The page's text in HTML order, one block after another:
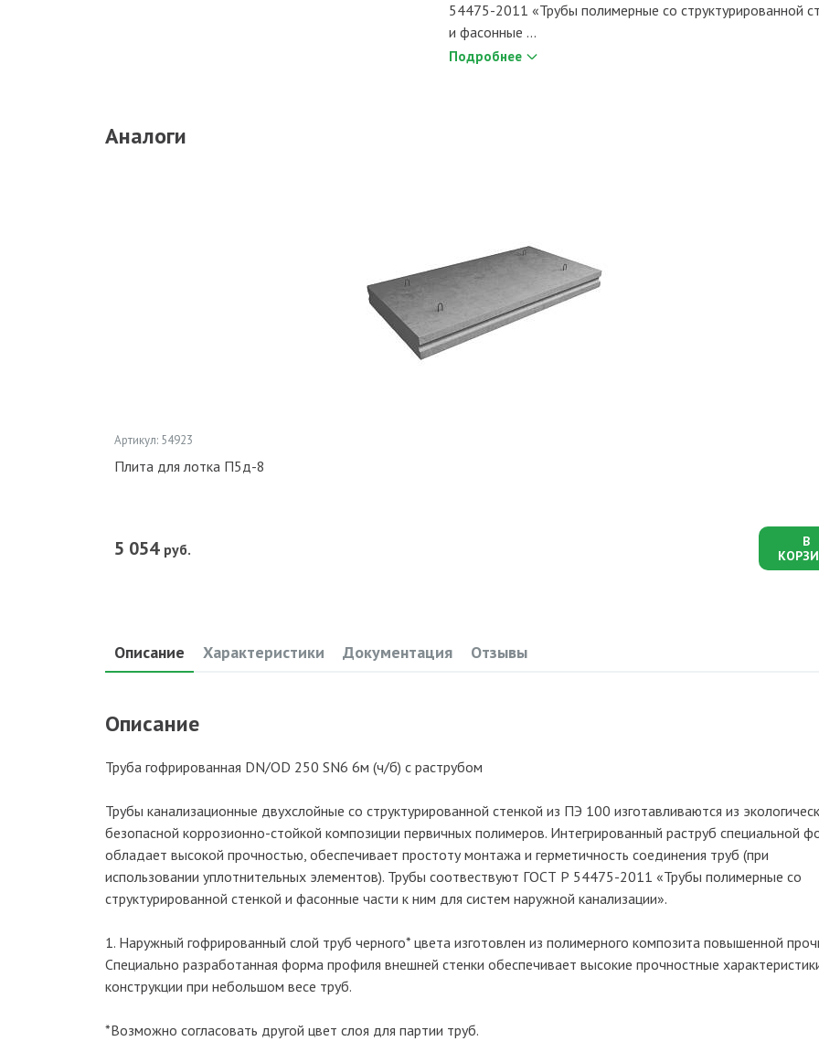
54475-2011 «Трубы полимерные со структурированной
и фасонные ...
Подробнее
Аналоги
Артикул: 54923
Плита для лотка П5д-8
5 054 руб.
В
Описание Характеристики Документация Отзывы
Описание
Труба гофрированная DN/OD 250 SN6 6м (ч/б) с раструбом
Трубы канализационные двухслойные со структурированной стенкой из ПЭ 100 изготавливаются из
безопасной коррозионно-стойкой композиции первичных полимеров. Интегрированный раструб специальной
обладает высокой прочностью, обеспечивает простоту монтажа и герметичность соединения труб (при
использовании уплотнительных элементов). Трубы соотвествуют ГОСТ Р 54475-2011 «Трубы полимерные со
структурированной стенкой и фасонные части к ним для систем наружной канализации».
1. Наружный гофрированный слой труб черного* цвета изготовлен из полимерного композита повышенной
Специально разработанная форма профиля внешней стенки обеспечивает высокие прочностные
конструкции при небольшом весе труб.
*Возможно согласовать другой цвет слоя для партии труб.